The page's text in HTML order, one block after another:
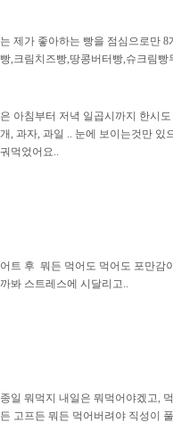
제가 좋아하는 빵을 점심으로만
,크림치즈빵,땅콩버터빵,슈크림
아침부터 저녁 일곱시까지 한시
, 과자, 과일 .. 눈에 보이는것만
먹었어요..
트 후  뭐든 먹어도 먹어도 포만
봐 스트레스에 시달리고..
일 뭐먹지 내일은 뭐먹어야겠고,
고프든 뭐든 먹어버려야 직성이